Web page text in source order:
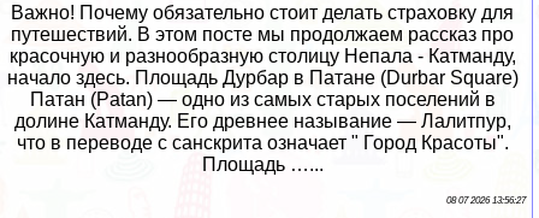
Важно! Почему обязательно стоит делать страховку для
путешествий. В этом посте мы продолжаем рассказ про
красочную и разнообразную столицу Непала - Катманду,
начало здесь. Площадь Дурбар в Патане (Durbar Square)
Патан (Patan) — одно из самых старых поселений в
долине Катманду. Его древнее называние — Лалитпур,
что в переводе с санскрита означает " Город Красоты".
Площадь …...
08 07 2026 13:56:27